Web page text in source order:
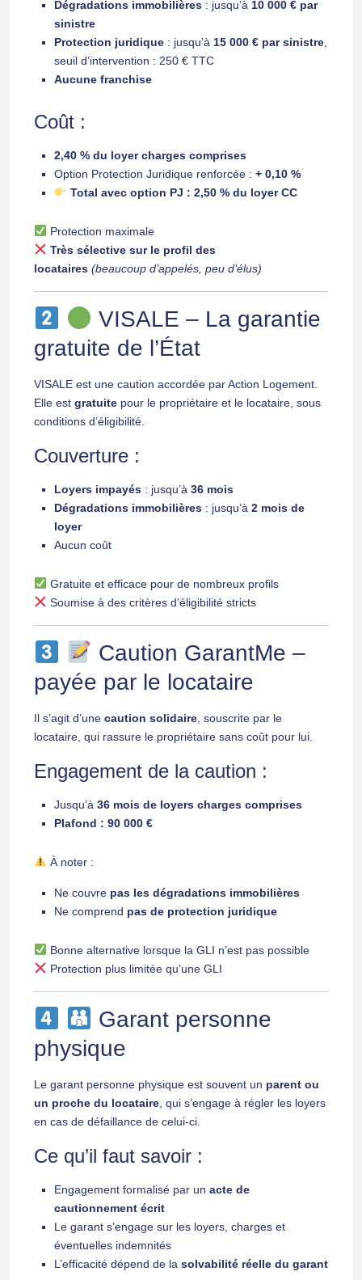
Dégradations immobilières : jusqu’à 10 000 € par
sinistre
Protection juridique : jusqu’à 15 000 € par sinistre
seuil d’intervention : 250 € TTC
Aucune franchise
Coût :
2,40 % du loyer charges comprises
Option Protection Juridique renforcée : + 0,10 %
Total avec option PJ : 2,50 % du loyer CC
Protection maximale
Très sélective sur le profil des
locataires (beaucoup d’appelés, peu d’élus)
VISALE – La garantie
gratuite de l’État
VISALE est une caution accordée par Action Logement.
Elle est gratuite pour le propriétaire et le locataire, sous
conditions d’éligibilité.
Couverture :
Loyers impayés : jusqu’à 36 mois
Dégradations immobilières : jusqu’à 2 mois de
loyer
Aucun coût
Gratuite et efficace pour de nombreux profils
Soumise à des critères d’éligibilité stricts
Caution GarantMe –
payée par le locataire
Il s’agit d’une caution solidaire , souscrite par le
locataire, qui rassure le propriétaire sans coût pour lui.
Engagement de la caution :
Jusqu’à 36 mois de loyers charges comprises
Plafond : 90 000 €
À noter :
Ne couvre pas les dégradations immobilières
Ne comprend pas de protection juridique
Bonne alternative lorsque la GLI n’est pas possible
Protection plus limitée qu’une GLI
Garant personne
physique
Le garant personne physique est souvent un parent ou
un proche du locataire , qui s’engage à régler les loyers
en cas de défaillance de celui-ci.
Ce qu’il faut savoir :
Engagement formalisé par un acte de
cautionnement écrit
Le garant s’engage sur les loyers, charges et
éventuelles indemnités
L’efficacité dépend de la solvabilité réelle du garant